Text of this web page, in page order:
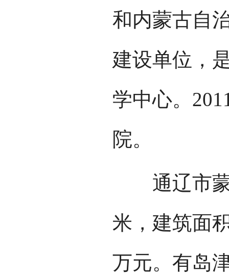
和内蒙古自
建设单位，
学中心。
院。
通辽市蒙
米，建筑面
万元。有岛